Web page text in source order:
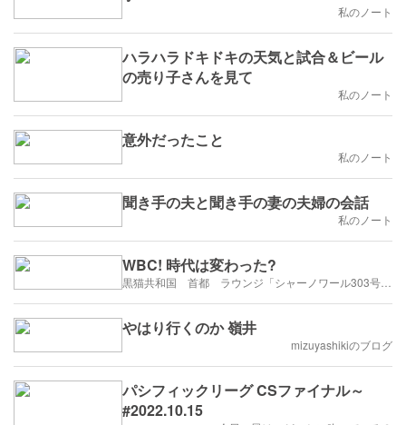
私のノート
ハラハラドキドキの天気と試合＆ビール
の売り子さんを見て
私のノート
意外だったこと
私のノート
聞き手の夫と聞き手の妻の夫婦の会話
私のノート
WBC! 時代は変わった?
やはり行くのか 嶺井
mizuyashikiのブログ
パシフィックリーグ CSファイナル～
#2022.10.15